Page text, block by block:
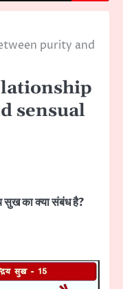
purity and
sensual
सुख का क्या संबंध है?